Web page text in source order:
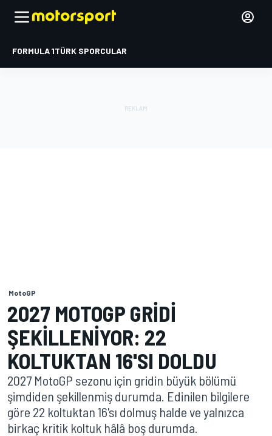
FORMULA 1TÜRK SPORCULAR
MotoGP
2027 MOTOGP GRIDI
ŞEKILLENIYOR: 22
KOLTUKTAN 16'SI DOLDU
2027 MotoGP sezonu için gridin büyük bölümü
şimdiden şekillenmiş durumda. Edinilen bilgilere
göre 22 koltuktan 16'sı dolmuş halde ve yalnızca
birkaç kritik koltuk hâlâ boş durumda.